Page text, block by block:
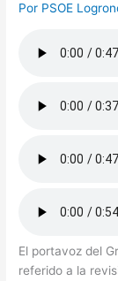
Por PSOE
El portavoz del
referido a la